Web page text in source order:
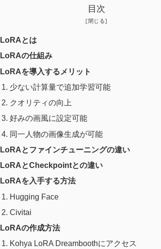
目次
LoRAとは
LoRAの仕組み
LoRAを導入するメリット
少ない計算量で追加学習可能
クオリティの向上
好みの画風に設定可能
同一人物の画像生成が可能
LoRAとファインチューニングの違い
LoRAとCheckpointとの違い
LoRAを入手する方法
Hugging Face
Civitai
LoRAの作成方法
Kohya LoRA Dreamboothにアクセス